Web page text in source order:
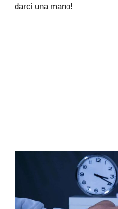
darci una mano!